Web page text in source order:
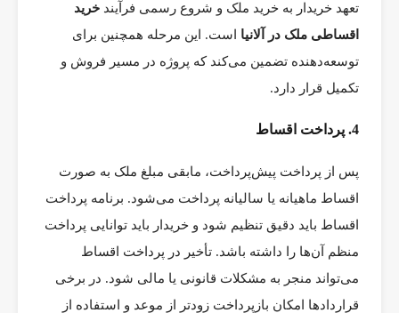
تعهد خریدار به خرید ملک و شروع رسمی فرآیند خرید
اقساطی ملک در آلانیا است. این مرحله همچنین برای
توسعه‌دهنده تضمین می‌کند که پروژه در مسیر فروش و
تکمیل قرار دارد.
4. پرداخت اقساط
پس از پرداخت پیش‌پرداخت، مابقی مبلغ ملک به صورت
اقساط ماهیانه یا سالیانه پرداخت می‌شود. برنامه پرداخت
اقساط باید دقیق تنظیم شود و خریدار باید توانایی پرداخت
منظم آن‌ها را داشته باشد. تأخیر در پرداخت اقساط
می‌تواند منجر به مشکلات قانونی یا مالی شود. در برخی
قراردادها امکان بازپرداخت زودتر از موعد و استفاده از